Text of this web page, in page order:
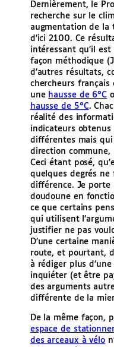
Dernièrement, le
recherche sur le
augmentation de la
d’ici 2100. Ce
intéressant qu’il
façon méthodique
d’autres résultats,
chercheurs
une hausse de 6°C
hausse de 5°C.
réalité des
indicateurs obtenus
différentes mais
direction
Ceci étant posé,
quelques degrés
différence. Je porte
doudoune en
ce que certains
qui utilisent
justifier ne pas
D’une certaine
route, et pourtant,
à rédiger plus
inquiéter (et être
des arguments
différente de la
De la même façon,
espace de
des arceaux à vélo